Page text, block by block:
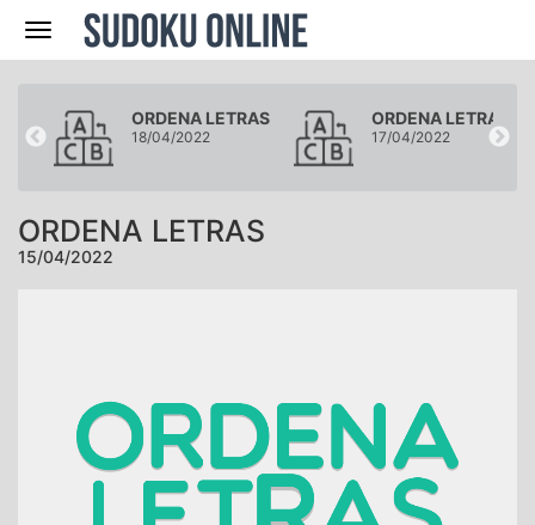
Navegación
ORDENA LETRAS
18/04/2022
ORDENA LETRAS
17/04/2022
ORDENA LETRAS
15/04/2022